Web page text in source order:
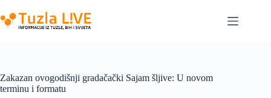
to
content
Zakazan ovogodišnji gradačački Sajam šljive: U novom
terminu i formatu